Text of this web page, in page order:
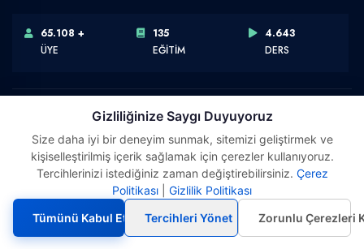
65.108 +
ÜYE
135
EĞİTİM
4.643
DERS
Telif Hakkı © 2026 Vidoport, Inc.
Software,Design & Development:Webimonline
Gizliliğinize Saygı Duyuyoruz
Size daha iyi bir deneyim sunmak, sitemizi geliştirmek ve
kişiselleştirilmiş içerik sağlamak için çerezler kullanıyoruz.
Tercihlerinizi istediğiniz zaman değiştirebilirsiniz. Çerez
Politikası
Gizlilik Politikası
Tümünü Kabul Et
Tercihleri Yönet Zorunlu Çerezleri